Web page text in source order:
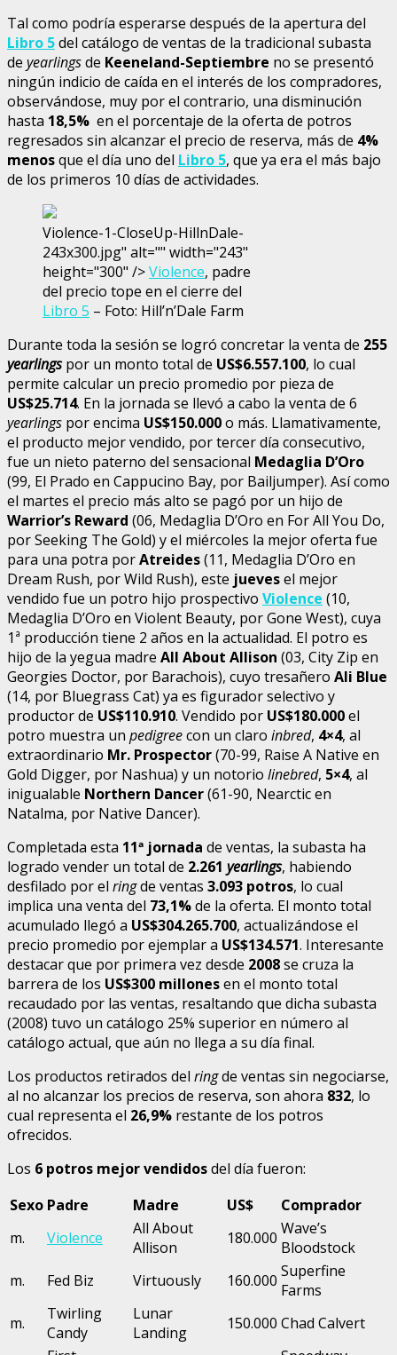
Tal como podría esperarse después de la apertura del
Libro 5del catálogo de ventas de la tradicional subasta
de yearlingsde Keeneland-Septiembre no se presentó
ningún indicio de caída en el interés de los compradores,
observándose, muy por el contrario, una disminución
hasta 18,5% en el porcentaje de la oferta de potros
regresados sin alcanzar el precio de reserva, más de 4%
menosque el día uno del Libro 5, que ya era el más bajo
de los primeros 10 días de actividades.
Violence-1-CloseUp-HillnDale-
243x300.jpg" alt="" width="243"
height="300" />Violence, padre
del precio tope en el cierre del
Libro 5 – Foto: Hill’n’Dale Farm
Durante toda la sesión se logró concretar la venta de 255
yearlingspor un monto total de US$6.557.100, lo cual
permite calcular un precio promedio por pieza de
US$25.714. En la jornada se llevó a cabo la venta de 6
yearlings por encima US$150.000o más. Llamativamente,
el producto mejor vendido, por tercer día consecutivo,
fue un nieto paterno del sensacional Medaglia D’Oro
(99, El Prado en Cappucino Bay, por Bailjumper). Así como
el martes el precio más alto se pagó por un hijo de
Warrior’s Reward (06, Medaglia D’Oro en For All You Do,
por Seeking The Gold) y el miércoles la mejor oferta fue
para una potra porAtreides(11, Medaglia D’Oro en
Dream Rush, por Wild Rush), este juevesel mejor
vendido fue un potro hijo prospectivo Violence (10,
Medaglia D’Oro en Violent Beauty, por Gone West), cuya
1ª producción tiene 2 años en la actualidad. El potro es
hijo de la yegua madre All About Allison (03, City Zip en
Georgies Doctor, por Barachois), cuyo tresañero Ali Blue
(14, por Bluegrass Cat) ya es figurador selectivo y
productor de US$110.910. Vendido por US$180.000el
potro muestra un pedigreecon un claro inbred, 4×4, al
extraordinario Mr. Prospector(70-99, Raise A Native en
Gold Digger, por Nashua) y un notorio linebred, 5×4, al
inigualable Northern Dancer(61-90, Nearctic en
Natalma, por Native Dancer).
Completada esta 11ª jornada de ventas, la subasta ha
logrado vender un total de 2.261 yearlings, habiendo
desfilado por el ringde ventas 3.093 potros, lo cual
implica una venta del 73,1%de la oferta. El monto total
acumulado llegó a US$304.265.700, actualizándose el
precio promedio por ejemplar a US$134.571. Interesante
destacar que por primera vez desde 2008se cruza la
barrera de los US$300 millonesen el monto total
recaudado por las ventas, resaltando que dicha subasta
(2008) tuvo un catálogo 25% superior en número al
catálogo actual, que aún no llega a su día final.
Los productos retirados del ringde ventas sin negociarse,
al no alcanzar los precios de reserva, son ahora 832, lo
cual representa el 26,9% restante de los potros
ofrecidos.
Los 6 potros mejor vendidosdel día fueron:
Sexo Padre Madre US$
Comprador
m.
Violence
All About
Allison
180.000 Wave’s
Bloodstock
m.
Fed Biz Virtuously 160.000 Superfine
Farms
m.
Twirling
Candy
Lunar
Landing
150.000 Chad Calvert